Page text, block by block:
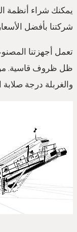
يمكنك شراء أنظمة
شركتنا بأفضل
تعمل أجهزتنا
ظل ظروف قاسية. من
والغربلة درجة صلابة